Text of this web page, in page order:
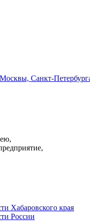
Хабаровского края
России